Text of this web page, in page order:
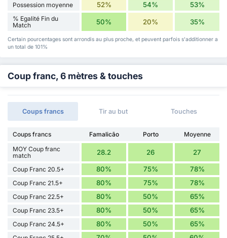
Possession moyenne 52% 54% 53%
% Egalité Fin du
Match
50% 20% 35%
Certain pourcentages sont arrondis au plus proche, et peuvent parfois s'additionner a
un total de 101%
Coup franc, 6 mètres & touches
Coups francs Tir au but Touches
Coups francs Famalicão Porto
Moyenne
MOY Coup franc
match
28.2 26 27
Coup Franc 20.5+ 80% 75% 78%
Coup Franc 21.5+ 80% 75% 78%
Coup Franc 22.5+ 80% 50% 65%
Coup Franc 23.5+ 80% 50% 65%
Coup Franc 24.5+ 80% 50% 65%